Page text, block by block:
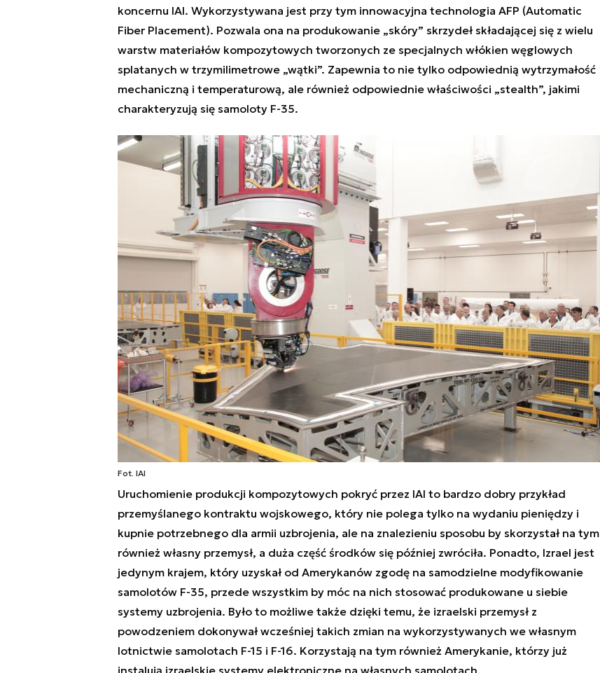
koncernu IAI. Wykorzystywana jest przy tym innowacyjna technologia AFP (Automatic
Fiber Placement). Pozwala ona na produkowanie „skóry” skrzydeł składającej się z wielu
warstw materiałów kompozytowych tworzonych ze specjalnych włókien węglowych
splatanych w trzymilimetrowe „wątki”. Zapewnia to nie tylko odpowiednią wytrzymałość
mechaniczną i temperaturową, ale również odpowiednie właściwości „stealth”, jakimi
charakteryzują się samoloty F-35.
Fot. IAI
Uruchomienie produkcji kompozytowych pokryć przez IAI to bardzo dobry przykład
przemyślanego kontraktu wojskowego, który nie polega tylko na wydaniu pieniędzy i
kupnie potrzebnego dla armii uzbrojenia, ale na znalezieniu sposobu by skorzystał na tym
również własny przemysł, a duża część środków się później zwróciła. Ponadto, Izrael jest
jedynym krajem, który uzyskał od Amerykanów zgodę na samodzielne modyfikowanie
samolotów F-35, przede wszystkim by móc na nich stosować produkowane u siebie
systemy uzbrojenia. Było to możliwe także dzięki temu, że izraelski przemysł z
powodzeniem dokonywał wcześniej takich zmian na wykorzystywanych we własnym
lotnictwie samolotach F-15 i F-16. Korzystają na tym również Amerykanie, którzy już